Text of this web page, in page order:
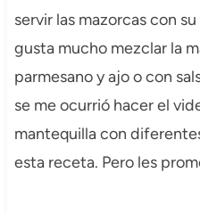
servir las mazorcas con
gusta mucho mezclar la
parmesano y ajo o con
se me ocurrió hacer el
mantequilla con
esta receta. Pero les